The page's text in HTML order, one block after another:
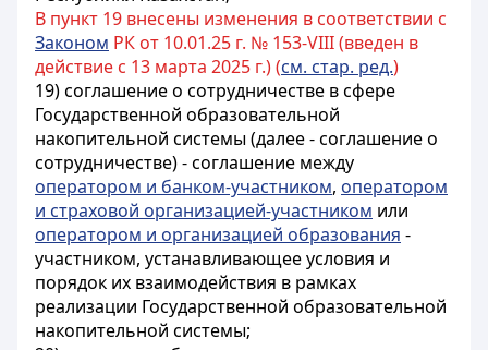
В пункт 19 внесены изменения в соответствии с
Законом РК от 10.01.25 г. № 153-VIII (введен в
действие с 13 марта 2025 г.) (см. стар. ред.)
19) соглашение о сотрудничестве в сфере
Государственной образовательной
накопительной системы (далее - соглашение о
сотрудничестве) - соглашение между
оператором и банком-участником, оператором
и страховой организацией-участником или
оператором и организацией образования -
участником, устанавливающее условия и
порядок их взаимодействия в рамках
реализации Государственной образовательной
накопительной системы;